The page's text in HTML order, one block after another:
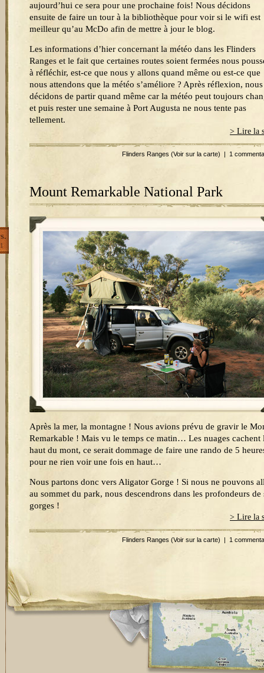
aujourd’hui ce sera pour une prochaine fois! Nous décidons
ensuite de faire un tour à la bibliothèque pour voir si le wifi est
meilleur qu’au McDo afin de mettre à jour le blog.
Les informations d’hier concernant la météo dans les Flinders
Ranges et le fait que certaines routes soient fermées nous
à réfléchir, est-ce que nous y allons quand même ou est-ce que
nous attendons que la météo s’améliore ? Après réflexion, nous
décidons de partir quand même car la météo peut toujours
et puis rester une semaine à Port Augusta ne nous tente pas
tellement.
> Lire la
Flinders Ranges (Voir sur la carte) | 1
Mount Remarkable National Park
Après la mer, la montagne ! Nous avions prévu de gravir le
Remarkable ! Mais vu le temps ce matin… Les nuages cachent
haut du mont, ce serait dommage de faire une rando de 5
pour ne rien voir une fois en haut…
Nous partons donc vers Aligator Gorge ! Si nous ne pouvons
au sommet du park, nous descendrons dans les profondeurs de
gorges !
> Lire la
Flinders Ranges (Voir sur la carte) | 1